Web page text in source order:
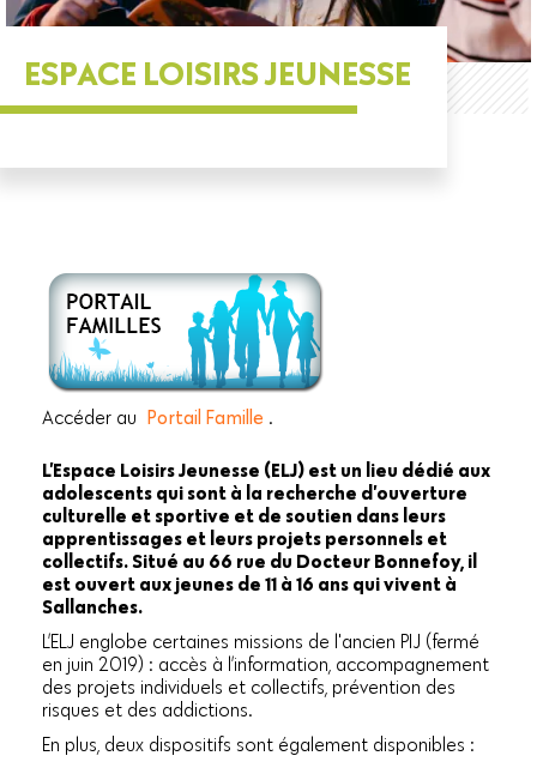
ESPACE LOISIRS JEUNESSE
Accéder au Portail Famille .
L’Espace Loisirs Jeunesse (ELJ) est un lieu dédié aux
adolescents qui sont à la recherche d’ouverture
culturelle et sportive et de soutien dans leurs
apprentissages et leurs projets personnels et
collectifs. Situé au 66 rue du Docteur Bonnefoy, il
est ouvert aux jeunes de 11 à 16 ans qui vivent à
Sallanches.
L’ELJ englobe certaines missions de l'ancien PIJ (fermé
en juin 2019) : accès à l’information, accompagnement
des projets individuels et collectifs, prévention des
risques et des addictions.
En plus, deux dispositifs sont également disponibles :